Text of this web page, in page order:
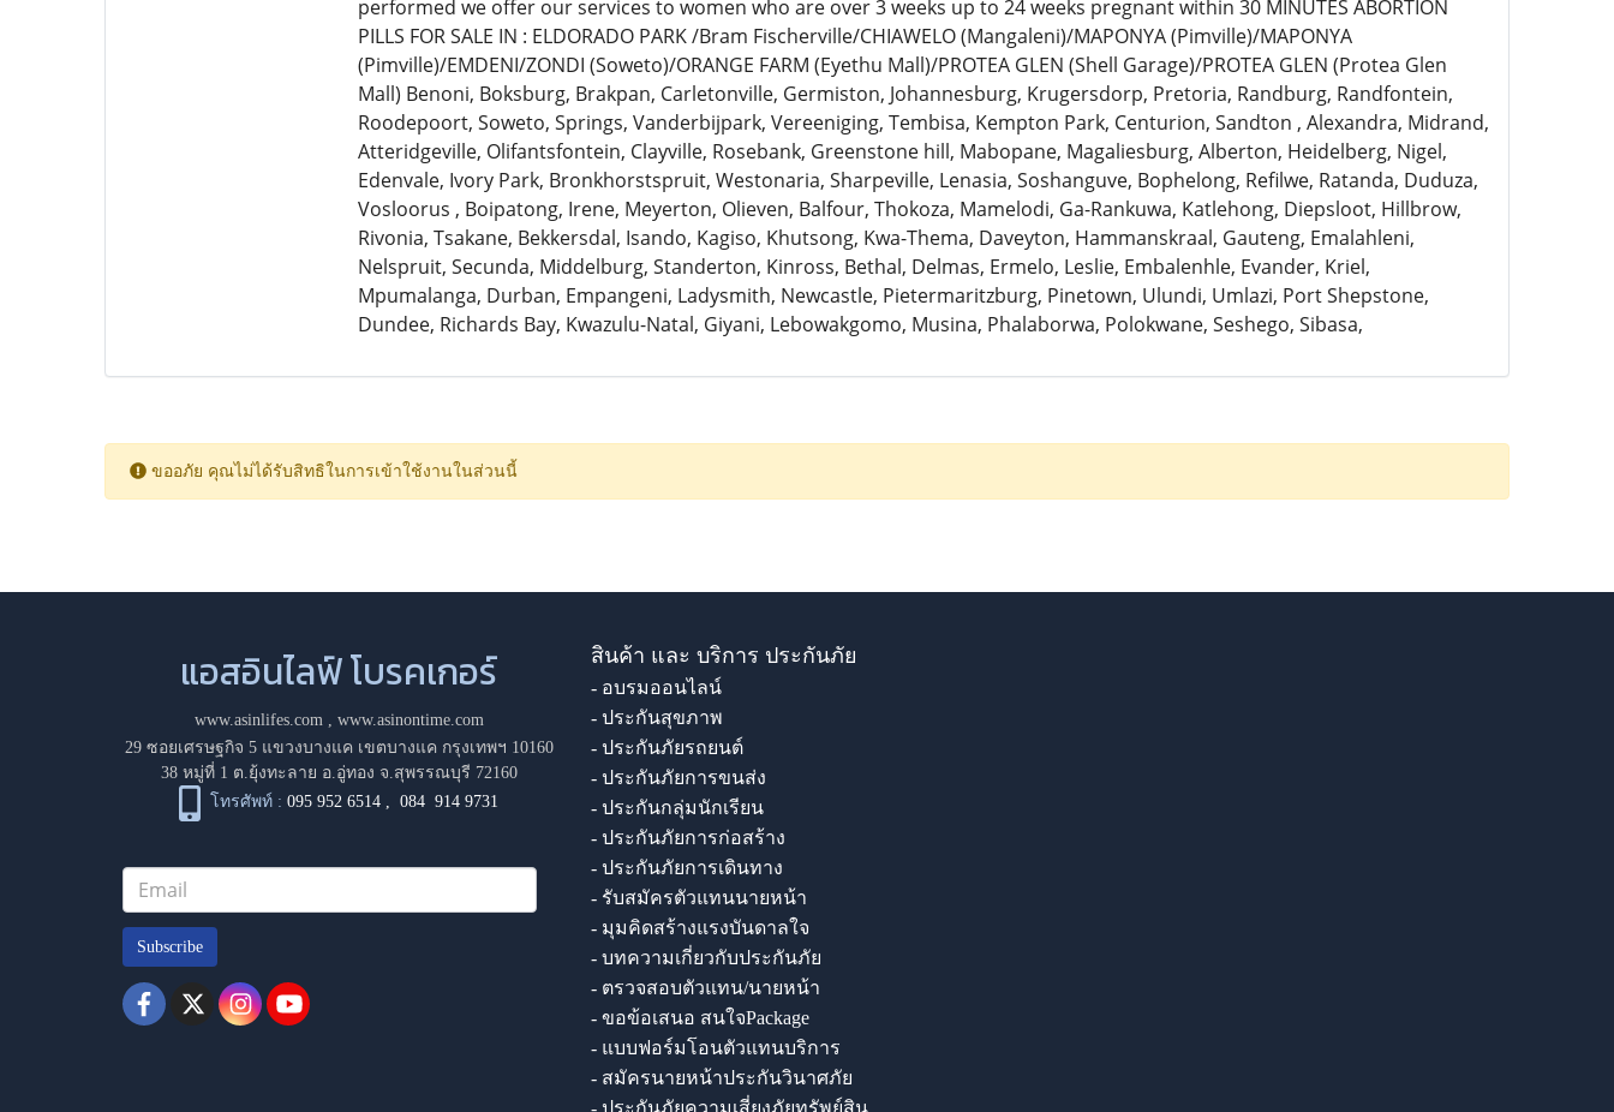
performed we offer our services to women who are over 3 weeks up to 24 weeks pregnant within 30 MINUTES ABORTION
PILLS FOR SALE IN : ELDORADO PARK /Bram Fischerville/CHIAWELO (Mangaleni)/MAPONYA (Pimville)/MAPONYA
(Pimville)/EMDENI/ZONDI (Soweto)/ORANGE FARM (Eyethu Mall)/PROTEA GLEN (Shell Garage)/PROTEA GLEN (Protea Glen
Mall) Benoni, Boksburg, Brakpan, Carletonville, Germiston, Johannesburg, Krugersdorp, Pretoria, Randburg, Randfontein,
Roodepoort, Soweto, Springs, Vanderbijpark, Vereeniging, Tembisa, Kempton Park, Centurion, Sandton , Alexandra, Midrand,
Atteridgeville, Olifantsfontein, Clayville, Rosebank, Greenstone hill, Mabopane, Magaliesburg, Alberton, Heidelberg, Nigel,
Edenvale, Ivory Park, Bronkhorstspruit, Westonaria, Sharpeville, Lenasia, Soshanguve, Bophelong, Refilwe, Ratanda, Duduza,
Vosloorus , Boipatong, Irene, Meyerton, Olieven, Balfour, Thokoza, Mamelodi, Ga-Rankuwa, Katlehong, Diepsloot, Hillbrow,
Rivonia, Tsakane, Bekkersdal, Isando, Kagiso, Khutsong, Kwa-Thema, Daveyton, Hammanskraal, Gauteng, Emalahleni,
Nelspruit, Secunda, Middelburg, Standerton, Kinross, Bethal, Delmas, Ermelo, Leslie, Embalenhle, Evander, Kriel,
Mpumalanga, Durban, Empangeni, Ladysmith, Newcastle, Pietermaritzburg, Pinetown, Ulundi, Umlazi, Port Shepstone,
Dundee, Richards Bay, Kwazulu-Natal, Giyani, Lebowakgomo, Musina, Phalaborwa, Polokwane, Seshego, Sibasa,
ขออภัย คุณไม่ได้รับสิทธิในการเข้าใช้งานในส่วนนี้
แอสอินไลฟ์ โบรคเกอร์
www.asinlifes.com, www.asinontime.com
29 ซอยเศรษฐกิจ 5 แขวงบางแค เขตบางแค กรุงเทพฯ 10160
38 หมู่ที่ 1 ต.ยุ้งทะลาย อ.อู่ทอง จ.สุพรรณบุรี 72160
โทรศัพท์ : 095 952 6514 ,084 914 9731
Subscribe
สินค้า และ บริการ ประกันภัย
- อบรมออนไลน์
- ประกันสุขภาพ
- ประกันภัยรถยนต์
- ประกันภัยการขนส่ง
- ประกันกลุ่มนักเรียน
- ประกันภัยการก่อสร้าง
- ประกันภัยการเดินทาง
- รับสมัครตัวแทนนายหน้า
- มุมคิดสร้างแรงบันดาลใจ
- บทความเกี่ยวกับประกันภัย
- ตรวจสอบตัวแทน/นายหน้า
- ขอข้อเสนอ สนใจPackage
- แบบฟอร์มโอนตัวแทนบริการ
- สมัครนายหน้าประกันวินาศภัย
- ประกันภัยความเสี่ยงภัยทรัพย์สิน